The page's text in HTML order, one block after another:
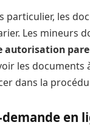
particulier, les
Les mineurs
autorisation
les documents
dans la
en